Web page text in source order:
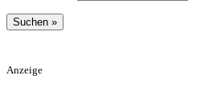
Anzeige